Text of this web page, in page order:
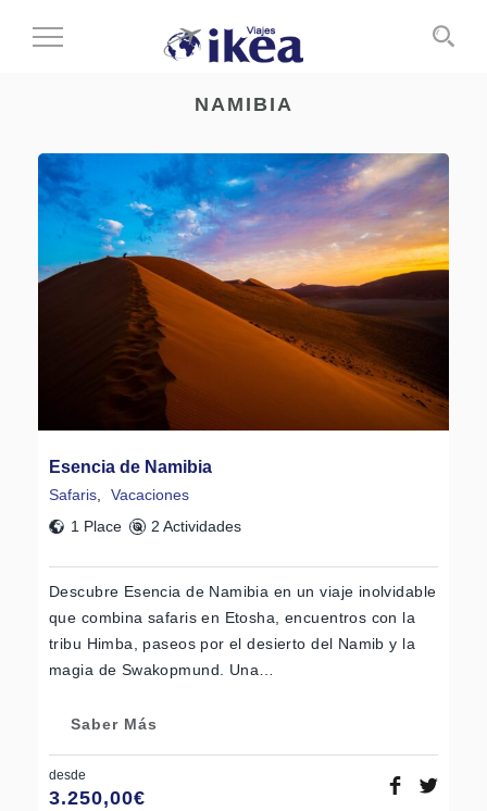
Cambiar
NAMIBIA
Esencia de Namibia
Safaris
Vacaciones
1 Place
2 Actividades
Descubre Esencia de Namibia en un viaje inolvidable
que combina safaris en Etosha, encuentros con la
tribu Himba, paseos por el desierto del Namib y la
magia de Swakopmund. Una…
Saber Más
desde
3.250,00€